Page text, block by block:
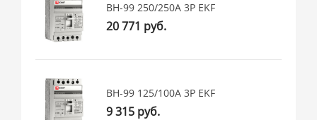
ВН-99 250/250А 3P EKF
20 771 руб.
ВН-99 125/100А 3P EKF
9 315 руб.